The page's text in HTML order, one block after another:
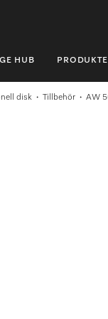
HUB
disk Tillbehör AW